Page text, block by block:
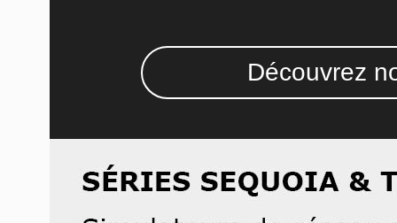
Découvrez